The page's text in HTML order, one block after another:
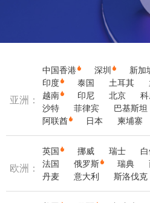
亚洲：
中国香港 深圳 新加
印度
泰国 土耳其
越南
印尼 北京
沙特
菲律宾 巴基斯坦
阿联酋
日本 柬埔寨
欧洲：
英国 挪威 瑞士
法国
俄罗斯 瑞典
丹麦
意大利 斯洛伐克